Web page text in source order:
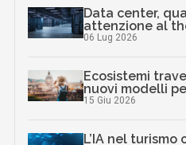
Data center,
attenzione al
06 Lug 2026
Ecosistemi
nuovi modelli
15 Giu 2026
L’IA nel